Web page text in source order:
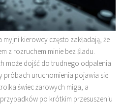
kierowcy często zakładają, że
z rozruchem minie bez śladu.
może dojść do trudnego odpalenia
próbach uruchomienia pojawia się
świec żarowych miga, a
po krótkim przesuszeniu